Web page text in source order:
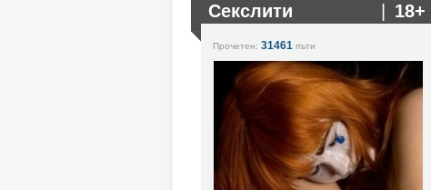
Секслити 18+
Прочетен: 31461 пъти